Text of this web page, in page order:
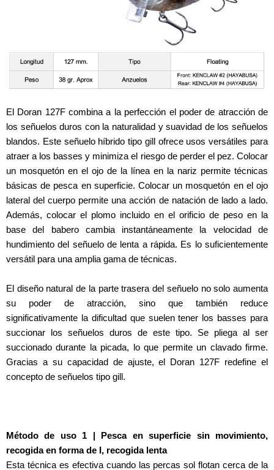
El Doran 127F combina a la perfección el poder de atracción de
los señuelos duros con la naturalidad y suavidad de los señuelos
blandos. Este señuelo híbrido tipo gill ofrece usos versátiles para
atraer a los basses y minimiza el riesgo de perder el pez. Colocar
un mosquetón en el ojo de la línea en la nariz permite técnicas
básicas de pesca en superficie. Colocar un mosquetón en el ojo
lateral del cuerpo permite una acción de natación de lado a lado.
Además, colocar el plomo incluido en el orificio de peso en la
base del babero cambia instantáneamente la velocidad de
hundimiento del señuelo de lenta a rápida. Es lo suficientemente
versátil para una amplia gama de técnicas.
El diseño natural de la parte trasera del señuelo no solo aumenta
su poder de atracción, sino que también reduce
significativamente la dificultad que suelen tener los basses para
succionar los señuelos duros de este tipo. Se pliega al ser
succionado durante la picada, lo que permite un clavado firme.
Gracias a su capacidad de ajuste, el Doran 127F redefine el
concepto de señuelos tipo gill.
Método de uso 1 | Pesca en superficie sin movimiento,
recogida en forma de I, recogida lenta
Esta técnica es efectiva cuando las percas sol flotan cerca de la